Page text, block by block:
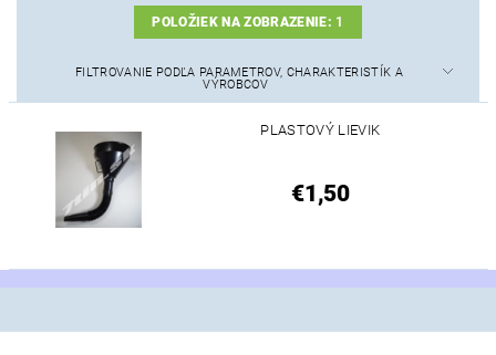
POLOŽIEK NA ZOBRAZENIE: 1
FILTROVANIE PODĽA PARAMETROV, CHARAKTERISTÍK A
VÝROBCOV
PLASTOVÝ LIEVIK
€1,50